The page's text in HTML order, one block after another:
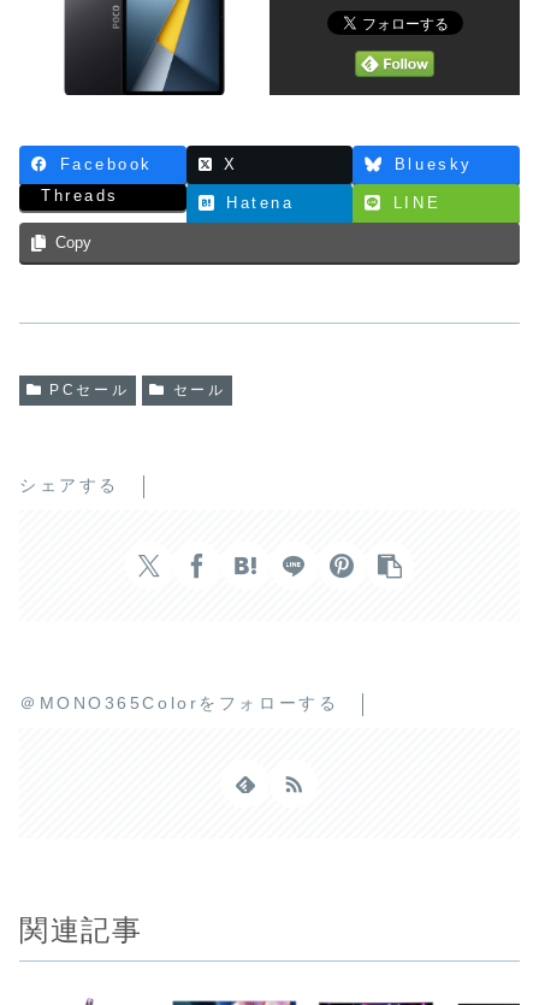
Facebook X
Bluesky
Threads
Hatena LINE
Copy
PCセール セール
シェアする
＠MONO365Colorをフォローする
関連記事